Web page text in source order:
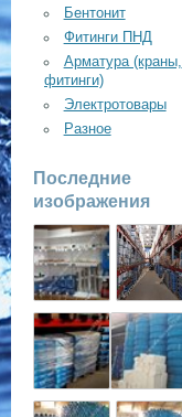
Бентонит
Фитинги ПНД
Арматура (краны,
фитинги)
Электротовары
Разное
Последние
изображения